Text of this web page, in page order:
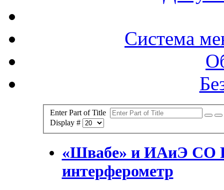
Система
Enter Part of Title
Display #
«Швабе» и ИАиЭ СО
интерферометр